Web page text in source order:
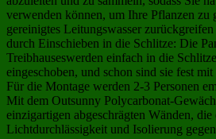
verwenden können, um Ihre Pflanzen zu
gereinigtes Leitungswasser
durch Einschieben in die Schlitze: Die
Treibhauseswerden einfach in die
eingeschoben, und schon sind sie fest
Für die Montage werden 2-3 Personen
Mit dem Outsunny Polycarbonat-
einzigartigen abgeschrägten Wänden,
Lichtdurchlässigkeit und Isolierung